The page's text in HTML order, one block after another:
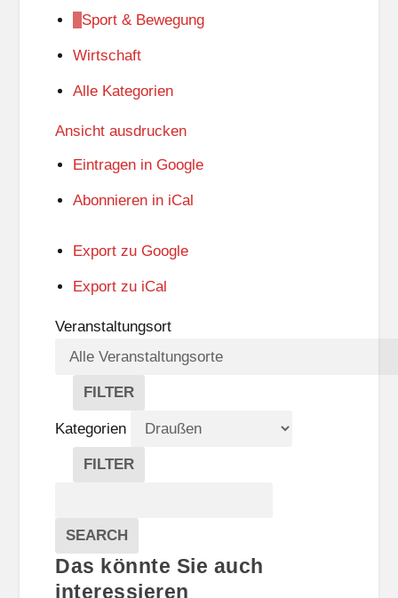
Sport & Bewegung
Wirtschaft
Alle Kategorien
Ansicht ausdrucken
Eintragen in Google
Abonnieren in iCal
Export zu Google
Export zu iCal
Veranstaltungsort
FILTER
V
E
R
A
A
L
T
U
Kategorien
FILTER
E
G
O
R
Veranstaltungen
SEARCH
Das könnte Sie auch
interessieren